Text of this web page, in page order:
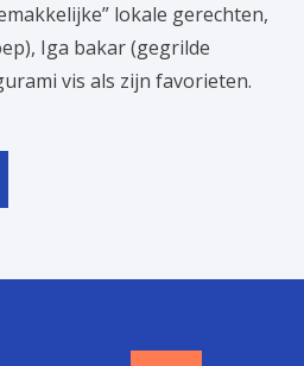
lokale gerechten,
Iga bakar (gegrilde
vis als zijn favorieten.